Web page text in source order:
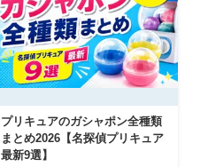
プリキュアのガシャポン全種類
まとめ2026【名探偵プリキュア
最新9選】